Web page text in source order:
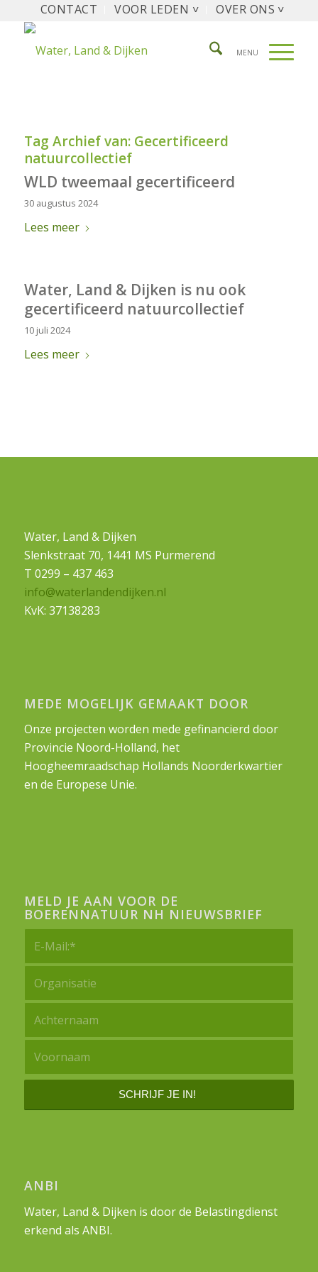
CONTACT VOOR LEDEN ˅ OVER ONS ˅
Tag Archief van: Gecertificeerd
natuurcollectief
WLD tweemaal gecertificeerd
30 augustus 2024
Lees meer
Water, Land & Dijken is nu ook
gecertificeerd natuurcollectief
10 juli 2024
Lees meer
Water, Land & Dijken
Slenkstraat 70, 1441 MS Purmerend
T 0299 – 437 463
info@waterlandendijken.nl
KvK: 37138283
MEDE MOGELIJK GEMAAKT DOOR
Onze projecten worden mede gefinancierd door
Provincie Noord-Holland, het
Hoogheemraadschap Hollands Noorderkwartier
en de Europese Unie.
MELD JE AAN VOOR DE
BOERENNATUUR NH NIEUWSBRIEF
ANBI
Water, Land & Dijken is door de Belastingdienst
erkend als ANBI.